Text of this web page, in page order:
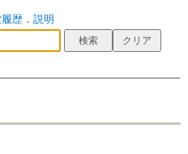
歴． 説明